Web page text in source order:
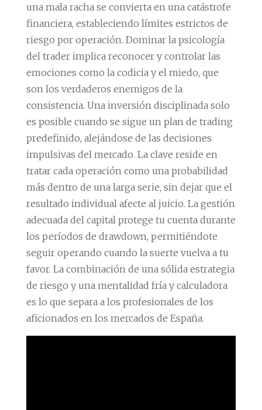
una mala racha se convierta en una catástrofe
financiera, estableciendo límites estrictos de
riesgo por operación. Dominar la psicología
del trader implica reconocer y controlar las
emociones como la codicia y el miedo, que
son los verdaderos enemigos de la
consistencia. Una inversión disciplinada solo
es posible cuando se sigue un plan de trading
predefinido, alejándose de las decisiones
impulsivas del mercado. La clave reside en
tratar cada operación como una probabilidad
más dentro de una larga serie, sin dejar que el
resultado individual afecte al juicio. La gestión
adecuada del capital protege tu cuenta durante
los períodos de drawdown, permitiéndote
seguir operando cuando la suerte vuelva a tu
favor. La combinación de una sólida estrategia
de riesgo y una mentalidad fría y calculadora
es lo que separa a los profesionales de los
aficionados en los mercados de España.